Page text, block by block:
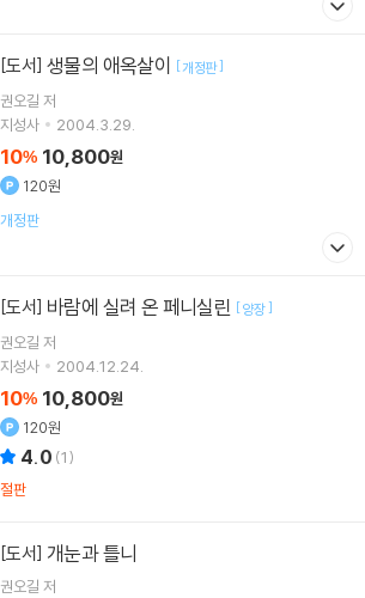
[도서] 생물의 애옥살이 [개정판]
권오길 저
지성사
2004.3.29.
10% 10,800원
120원
개정판
[도서] 바람에 실려 온 페니실린 [양장]
권오길 저
지성사
2004.12.24.
10% 10,800원
120원
4.0 (1)
절판
[도서] 개눈과 틀니
권오길 저